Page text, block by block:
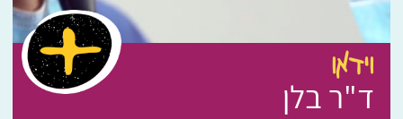
וידאו
ד"ר בלן